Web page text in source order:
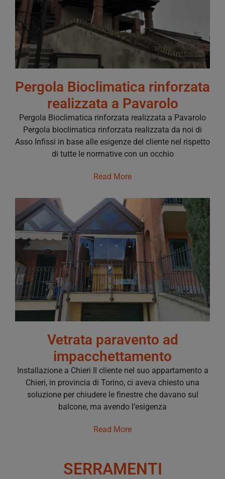
Pergola Bioclimatica rinforzata
realizzata a Pavarolo
Pergola Bioclimatica rinforzata realizzata a Pavarolo
Pergola bioclimatica rinforzata realizzata da noi di
Asso Infissi in base alle esigenze del cliente nel rispetto
di tutte le normative con un occhio
Read More
Vetrata paravento ad
impacchettamento
Installazione a Chieri Il cliente nel suo appartamento a
Chieri, in provincia di Torino, ci aveva chiesto una
soluzione per chiudere le finestre che davano sul
balcone, ma avendo l’esigenza
Read More
SERRAMENTI